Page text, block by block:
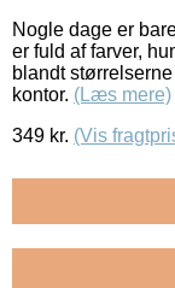
Nogle dage er
er fuld af farver,
blandt
kontor. (Læs mere)
349 kr. (Vis